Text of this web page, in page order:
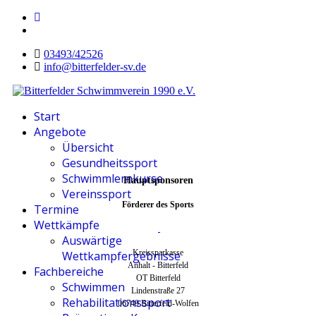
03493/42526
info@bitterfelder-sv.de
Start
Angebote
Übersicht
Gesundheitssport
Schwimmlernkurse
Vereinssport
Termine
Wettkämpfe
Auswärtige
Wettkampfergebnisse
Fachbereiche
Schwimmen
Rehabilitationssport
Hauptsponsoren
Förderer des Sports
Kreissparkasse
Anhalt - Bitterfeld
OT Bitterfeld
Lindenstraße 27
06749 Bitterfeld-Wolfen